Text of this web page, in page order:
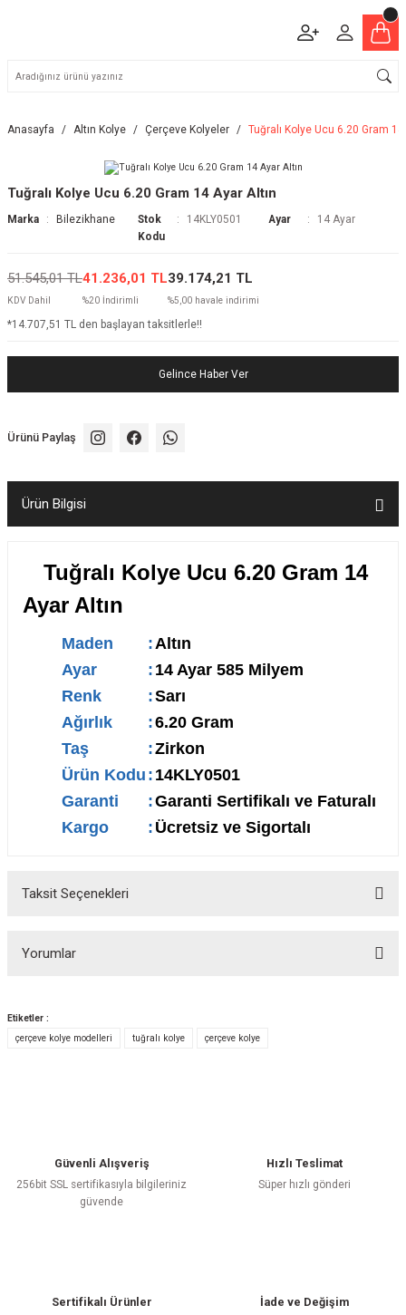
Anasayfa Altın Kolye Çerçeve Kolyeler Tuğralı Kolye Ucu 6.20 Gram
Tuğralı Kolye Ucu 6.20 Gram 14 Ayar Altın
Marka Bilezikhane
Stok
Kodu
14KLY0501 Ayar 14 Ayar
51.545,01 TL
KDV Dahil
41.236,01 TL
%20 İndirimli
39.174,21 TL
%5,00 havale indirimi
*14.707,51 TL den başlayan taksitlerle!!
Gelince Haber Ver
Ürünü Paylaş
Ürün Bilgisi
Tuğralı Kolye Ucu 6.20 Gram 14
Ayar Altın
Maden :Altın
Ayar
: 14 Ayar 585 Milyem
Renk
:Sarı
Ağırlık
:6.20 Gram
Taş
:Zirkon
Ürün Kodu : 14KLY0501
Garanti
:Garanti Sertifikalı ve Faturalı
Kargo
: Ücretsiz ve Sigortalı
Taksit Seçenekleri
Yorumlar
Bu ürüne ilk yorumu siz yapın!
Etiketler :
çerçeve kolye modelleri
tuğralı kolye çerçeve kolye
Güvenli Alışveriş
256bit SSL sertifikasıyla bilgileriniz
güvende
Hızlı Teslimat
Süper hızlı gönderi
Sertifikalı Ürünler İade ve Değişim